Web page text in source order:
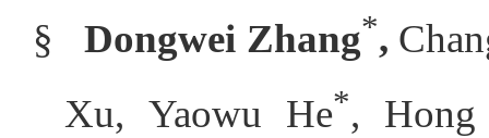
§
Dongwei Zhang*,
Xu, Yaowu He*, Hong